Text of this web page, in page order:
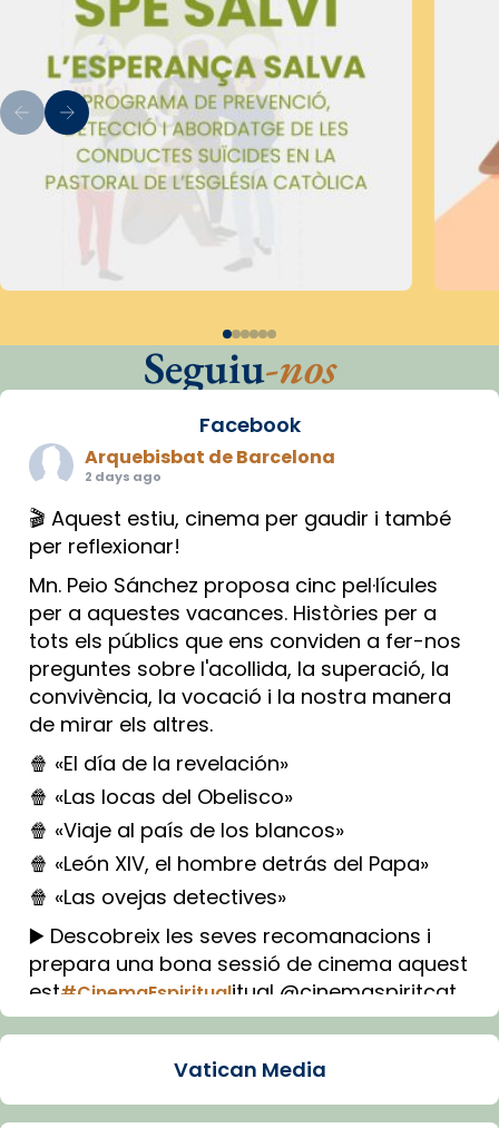
Seguiu-nos
Facebook
Arquebisbat de Barcelona
2 days ago
🎬 Aquest estiu, cinema per gaudir i també
per reflexionar!
Mn. Peio Sánchez proposa cinc pel·lícules
per a aquestes vacances. Històries per a
tots els públics que ens conviden a fer-nos
preguntes sobre l'acollida, la superació, la
convivència, la vocació i la nostra manera
de mirar els altres.
🍿 «El día de la revelación»
🍿 «Las locas del Obelisco»
🍿 «Viaje al país de los blancos»
🍿 «León XIV, el hombre detrás del Papa»
🍿 «Las ovejas detectives»
▶️ Descobreix les seves recomanacions i
prepara una bona sessió de cinema aquest
est#CinemaEspiritualitual @cinemaspiritcat
Imatge: Generada amb IA (OpenAI)
Vatican Media